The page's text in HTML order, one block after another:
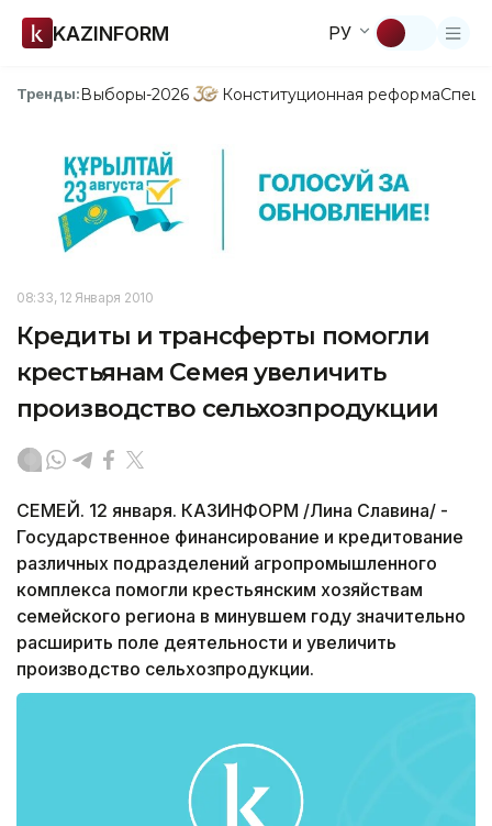
KAZINFORM РУ
Тренды:Выборы-2026 Конституционная реформа
08:33, 12 Января 2010
Кредиты и трансферты помогли
крестьянам Семея увеличить
производство сельхозпродукции
СЕМЕЙ. 12 января. КАЗИНФОРМ /Лина Славина/ -
Государственное финансирование и кредитование
различных подразделений агропромышленного
комплекса помогли крестьянским хозяйствам
семейского региона в минувшем году значительно
расширить поле деятельности и увеличить
производство сельхозпродукции.